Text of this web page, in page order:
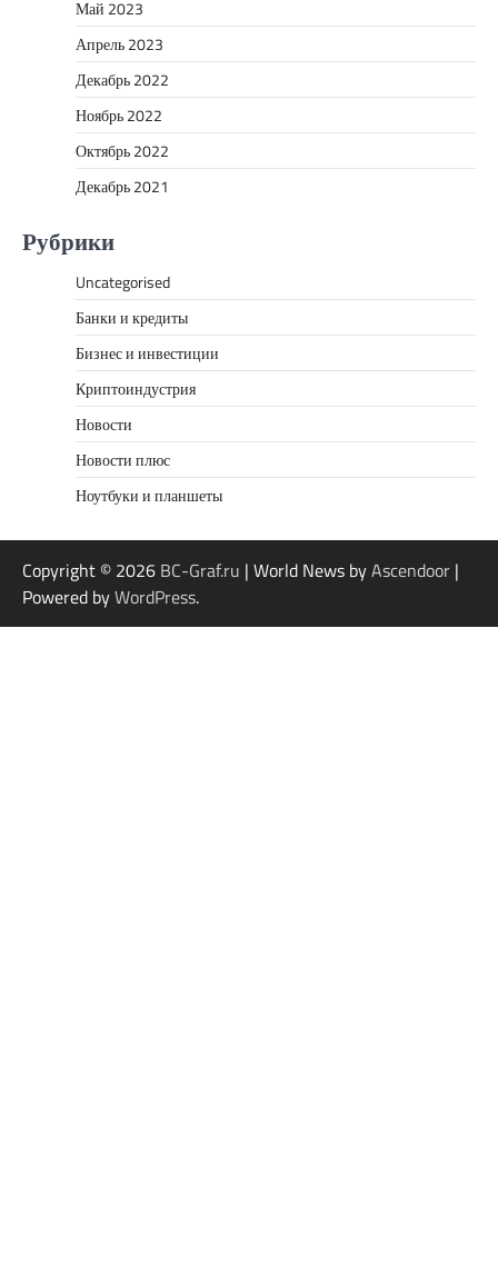
Май 2023
Апрель 2023
Декабрь 2022
Ноябрь 2022
Октябрь 2022
Декабрь 2021
Рубрики
Uncategorised
Банки и кредиты
Бизнес и инвестиции
Криптоиндустрия
Новости
Новости плюс
Ноутбуки и планшеты
Copyright © 2026 BC-Graf.ru | World News byAscendoor |
Powered byWordPress.